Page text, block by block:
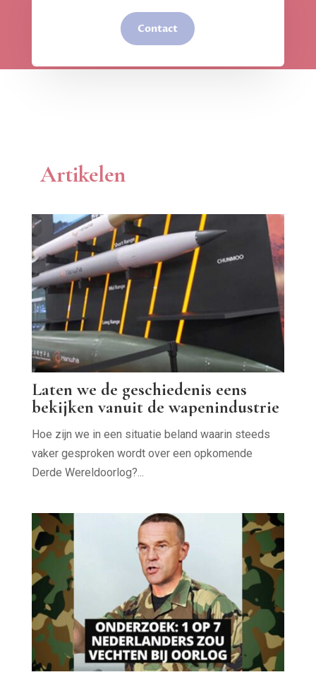
Contact
Artikelen
Laten we de geschiedenis eens
bekijken vanuit de wapenindustrie
Hoe zijn we in een situatie beland waarin steeds
vaker gesproken wordt over een opkomende
Derde Wereldoorlog?...